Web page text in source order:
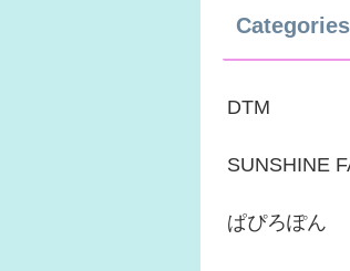
Categories
DTM
SUNSHINE
ぱぴろぽん